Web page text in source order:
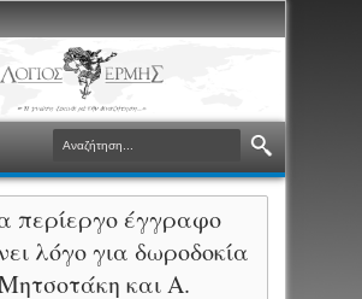
περίεργο έγγραφο
λόγο για δωροδοκία
και Α.